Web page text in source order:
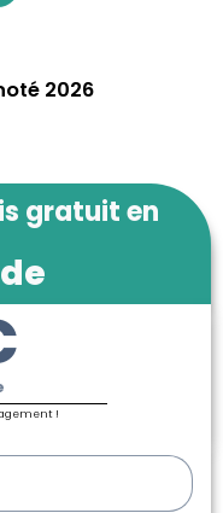
2026
gratuit en
!